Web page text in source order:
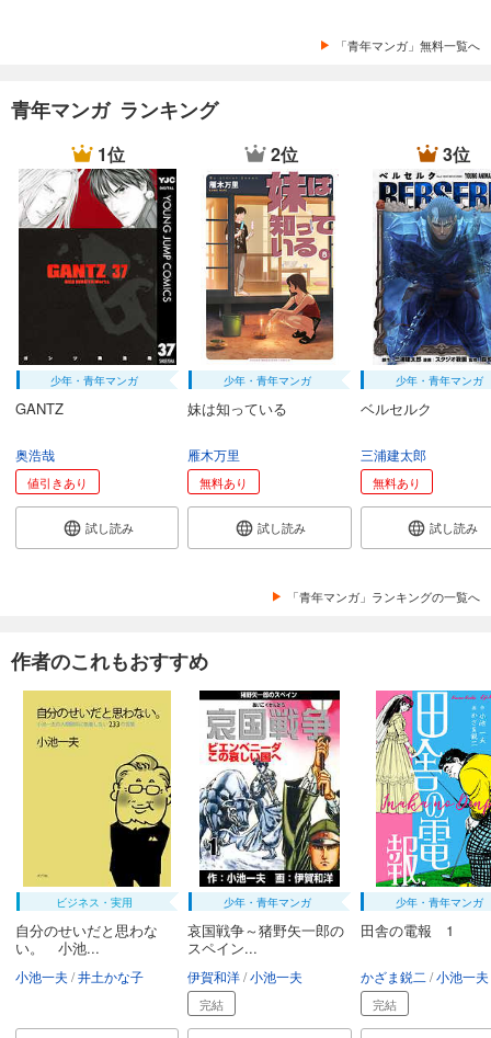
「青年マンガ」無料一覧へ
青年マンガ ランキング
1位
少年・青年マンガ
GANTZ
奥浩哉
値引きあり
試し読み
2位
少年・青年マンガ
妹は知っている
雁木万里
無料あり
試し読み
3位
少年・青年マンガ
ベルセルク
三浦建太郎
無料あり
試し読み
「青年マンガ」ランキングの一覧へ
作者のこれもおすすめ
ビジネス・実用
自分のせいだと思わな
い。 小池...
小池一夫 井土かな子
少年・青年マンガ
哀国戦争～猪野矢一郎の
スペイン...
伊賀和洋 小池一夫
完結
少年・青年マンガ
田舎の電報 1
かざま鋭二 小池一夫
完結